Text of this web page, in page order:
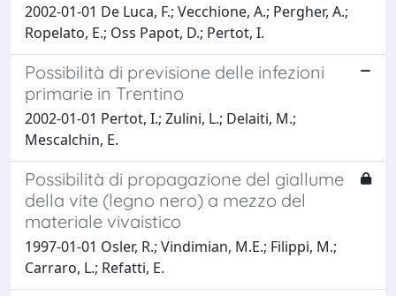
2002-01-01 De Luca, F.; Vecchione, A.; Pergher, A.;
Ropelato, E.; Oss Papot, D.; Pertot, I.
Possibilità di previsione delle infezioni
primarie in Trentino
2002-01-01 Pertot, I.; Zulini, L.; Delaiti, M.;
Mescalchin, E.
Possibilità di propagazione del giallume
della vite (legno nero) a mezzo del
materiale vivaistico
1997-01-01 Osler, R.; Vindimian, M.E.; Filippi, M.;
Carraro, L.; Refatti, E.